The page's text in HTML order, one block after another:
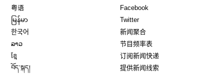
粤语
မြန်မာ
한국어
ລາວ
ខ្មែ
བོད་སྐད།
Facebook
TwitterOpens in new window
新闻聚合
节目频率表
订阅新闻快递
提供新闻线索